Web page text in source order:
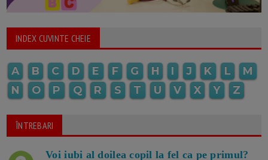
INDEX CUVINTE CHEIE
A B C D E F G H I J K L
M
N
O P Q R S T U V X Y Z
ÎNTREBARI
Voi iubi al doilea copil la fel ca pe primul?